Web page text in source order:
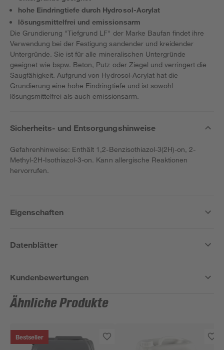
hohe Eindringtiefe durch Hydrosol-Acrylat
lösungsmittelfrei und emissionsarm
Die Grundierung "Tiefgrund LF" der Marke Baufan findet ihre
Verwendung bei der Festigung sandender und kreidender
Untergründe. Sie ist für alle mineralischen Untergründe
geeignet wie bspw. Beton, Putz oder Ziegel und verringert die
Saugfähigkeit. Aufgrund von Hydrosol-Acrylat hat die
Grundierung eine hohe Eindringtiefe und ist sowohl
lösungsmittelfrei als auch emissionsarm.
Sicherheits- und Entsorgungshinweise
Gefahrenhinweise: Enthält 1,2-Benzisothiazol-3(2H)-on, 2-
Methyl-2H-Isothiazol-3-on. Kann allergische Reaktionen
hervorrufen.
Eigenschaften
Datenblätter
Kundenbewertungen
Ähnliche Produkte
Bestseller